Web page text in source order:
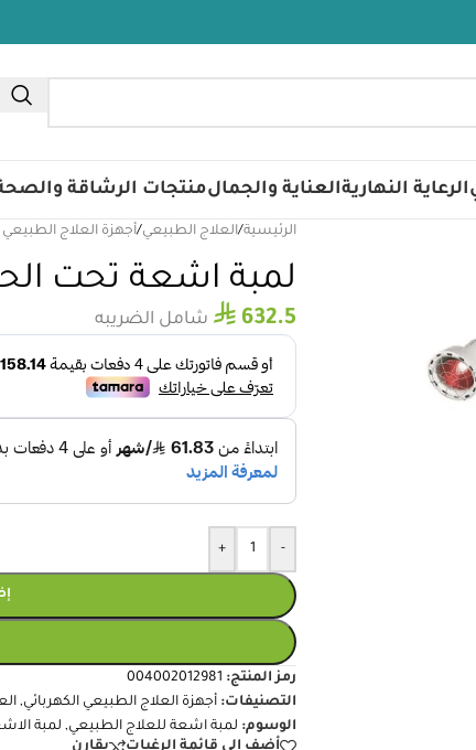
الرعاية النهاريةالعناية والجمالمنتجات الرشاقة
الرئيسية/العلاج الطبيعي/أجهزة العلاج الطبيعي
لمبة اشعة تحت
⃁ 632.5 شامل الضريبه
-
+
رمز المنتج: 004002012981
التصنيفات: أجهزة العلاج الطبيعي الكهربائي,
الوسوم: لمبة اشعة للعلاج الطبيعي, لمبة
أضف إلى قائمة الرغبات
يقارن